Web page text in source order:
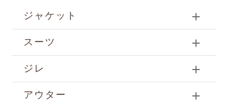
ジャケット
スーツ
ジレ
アウター